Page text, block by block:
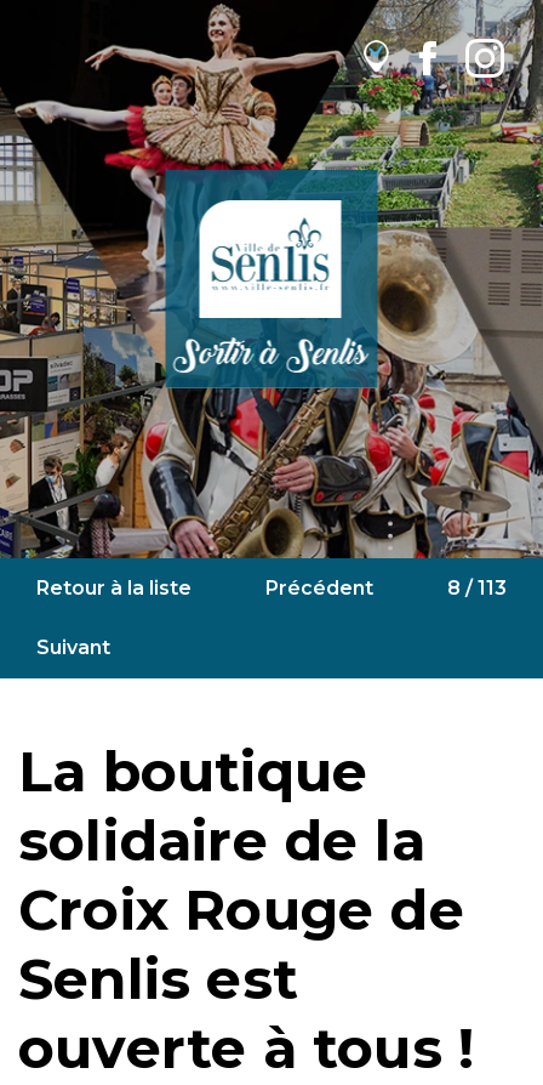
Retour à la liste Précédent 8 / 113
Suivant
La boutique
solidaire de la
Croix Rouge de
Senlis est
ouverte à tous !